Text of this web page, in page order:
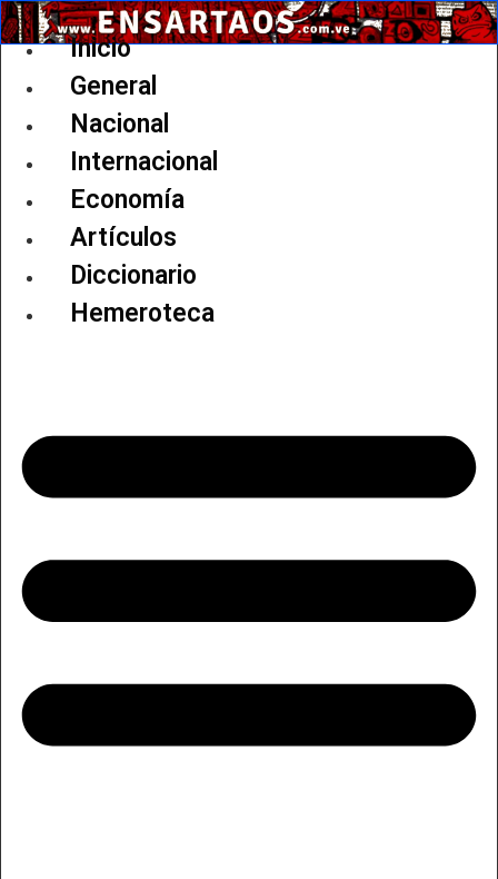
Ir
al
Inicio
General
Nacional
Internacional
Economía
Artículos
Diccionario
Hemeroteca